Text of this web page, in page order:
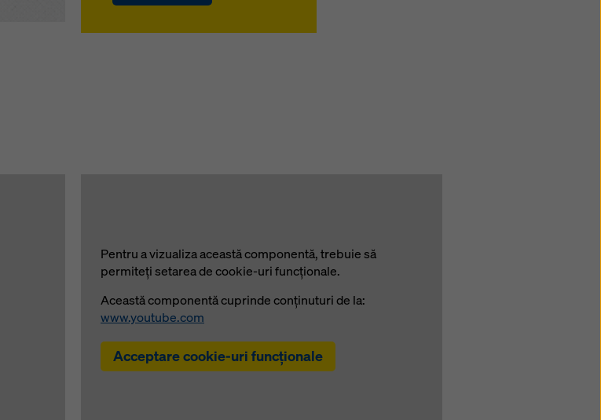
Pentru a vizualiza această componentă, trebuie să
permiteţi setarea de cookie-uri funcţionale.
Această componentă cuprinde conţinuturi de la:
www.youtube.com
Acceptare cookie-uri funcţionale